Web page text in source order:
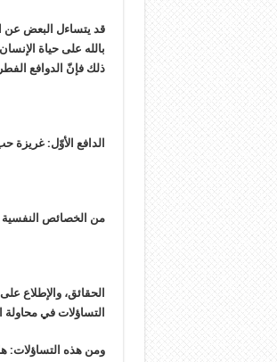
قد يتساءل البعض عن
بالله على حياة
ذلك فإنّ الدوافع
الدافع الأوّل: غريزة
من الخصائص النفسية
الحقائق، والإطلاع
التساؤلات في
ومن هذه التساؤلات: